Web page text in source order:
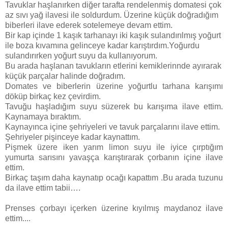
Tavuklar haşlanırken diğer tarafta rendelenmiş domatesi çok
az sıvı yağ ilavesi ile soldurdum. Üzerine küçük doğradığım
biberleri ilave ederek sotelemeye devam ettim.
Bir kap içinde 1 kaşık tarhanayı iki kaşık sulandırılmış yoğurt
ile boza kıvamına gelinceye kadar karıştırdım.Yoğurdu
sulandırırken yoğurt suyu da kullanıyorum.
Bu arada haşlanan tavukların etlerini kemiklerinnde ayırarak
küçük parçalar halinde doğradım.
Domates ve biberlerin üzerine yoğurtlu tarhana karışımı
döküp birkaç kez çevirdim.
Tavuğu haşladığım suyu süzerek bu karışıma ilave ettim.
Kaynamaya bıraktım.
Kaynayınca içine şehriyeleri ve tavuk parçalarını ilave ettim.
Şehriyeler pişinceye kadar kaynattım.
Pişmek üzere iken yarım limon suyu ile iyice çırptığım
yumurta sarısını yavaşça karıştırarak çorbanın içine ilave
ettim.
Birkaç taşım daha kaynatıp ocağı kapattım .Bu arada tuzunu
da ilave ettim tabii….
Prenses çorbayı içerken üzerine kıyılmış maydanoz ilave
ettim....